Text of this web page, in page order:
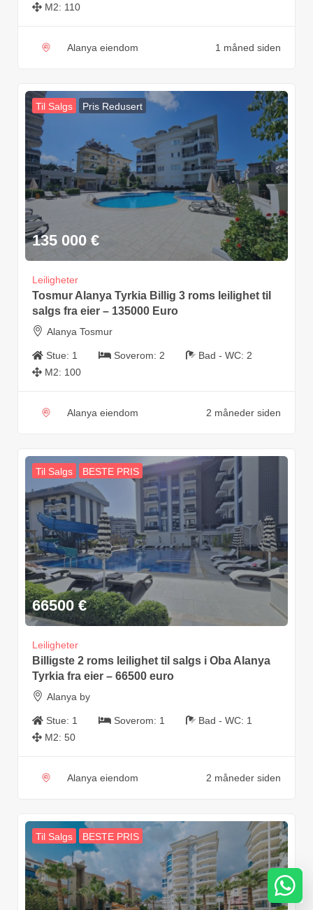
M2: 110
Alanya eiendom 1 måned siden
Til Salgs Pris Redusert
135 000 €
Leiligheter
Tosmur Alanya Tyrkia Billig 3 roms leilighet til
salgs fra eier – 135000 Euro
Alanya Tosmur
Stue: 1 Soverom: 2 Bad - WC: 2
M2: 100
Alanya eiendom 2 måneder siden
Til Salgs BESTE PRIS
66500 €
Leiligheter
Billigste 2 roms leilighet til salgs i Oba Alanya
Tyrkia fra eier – 66500 euro
Alanya by
Stue: 1 Soverom: 1 Bad - WC: 1
M2: 50
Alanya eiendom 2 måneder siden
Til Salgs BESTE PRIS